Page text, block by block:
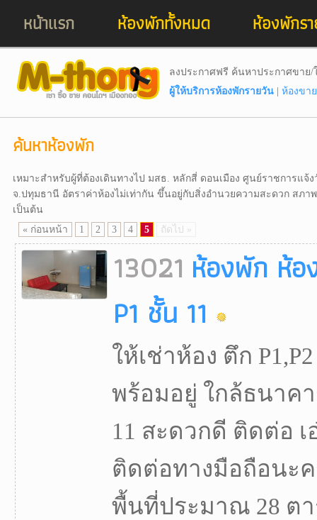
หน้าแรก ห้องพักทั้งหมด ห้องพักร
ลงประกาศฟรี ค้นหาประกาศขาย/
ผู้ให้บริการห้องพักรายวัน
ห้องขาย
ค้นหาห้องพัก
เหมาะสำหรับผู้ที่ต้องเดินทางไป มสธ. หลักสี่ ดอนเมือง ศูนย์ราชการแจ้
จ.ปทุมธานี อัตราค่าห้องไม่เท่ากัน ขึ้นอยู่กับสิ่งอำนวยความสะดวก สภา
เป็นต้น
« ก่อนหน้า
1 2 3 4 5 ถัดไป »
13021 ห้องพัก ห้อ
P1 ชั้น 11
ให้เช่าห้อง ตึก
พร้อมอยู่ ใกล้ธนาค
11 สะดวกดี ติดต่อ เ
ติดต่อทางมือถือนะค
พื้นที่ประมาณ 28 ตา